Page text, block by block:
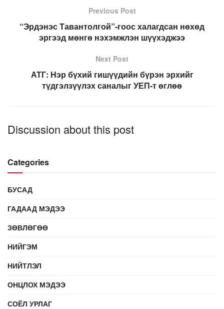
Previous Post
“Эрдэнэс Тавантолгой”-гоос халагдсан нөхөд
эргээд мөнгө нэхэмжлэн шүүхэджээ
Next Post
АТГ: Нэр бүхий гишүүдийн бүрэн эрхийг
түдгэлзүүлэх саналыг УЕП-т өглөө
Discussion about this post
Categories
БУСАД
ГАДААД МЭДЭЭ
ЗӨВЛӨГӨӨ
НИЙГЭМ
НИЙТЛЭЛ
ОНЦЛОХ МЭДЭЭ
СОЁЛ УРЛАГ